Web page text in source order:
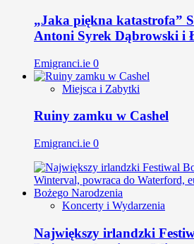
„Jaka piękna katastrofa”
Antoni Syrek Dąbrowski i
Emigranci.ie 0
Miejsca i Zabytki
Ruiny zamku w Cashel
Emigranci.ie 0
Koncerty i Wydarzenia
Największy irlandzki